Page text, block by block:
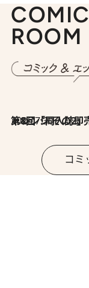
ROOM
2026.7.30
第8回「同人誌即売会にチャレンジ その2」
コミ